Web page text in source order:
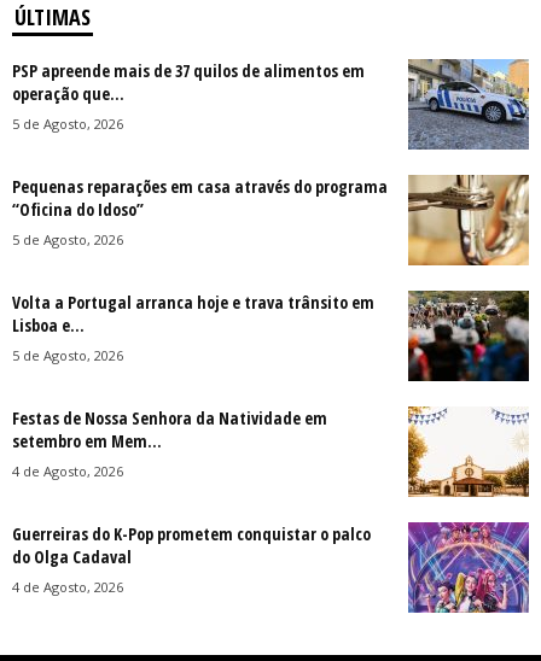
ÚLTIMAS
PSP apreende mais de 37 quilos de alimentos em
operação que...
5 de Agosto, 2026
Pequenas reparações em casa através do programa
“Oficina do Idoso”
5 de Agosto, 2026
Volta a Portugal arranca hoje e trava trânsito em
Lisboa e...
5 de Agosto, 2026
Festas de Nossa Senhora da Natividade em
setembro em Mem...
4 de Agosto, 2026
Guerreiras do K-Pop prometem conquistar o palco
do Olga Cadaval
4 de Agosto, 2026